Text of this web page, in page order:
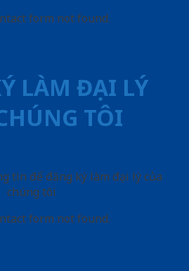
form not found.
LÀM ĐẠI LÝ
TÔI
tin để đăng ký làm đại lý của
chúng tôi
form not found.